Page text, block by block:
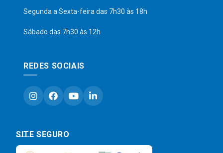
Segunda a Sexta-feira das 7h30 às 18h
Sábado das 7h30 às 12h
REDES SOCIAIS
SITE SEGURO